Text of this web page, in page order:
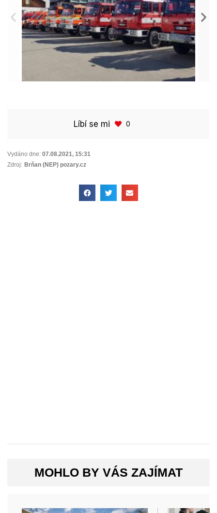
Líbí se mi 0
Vydáno dne: 07.08.2021, 15:31
Zdroj: Brňan (NEP) pozary.cz
MOHLO BY VÁS ZAJÍMAT